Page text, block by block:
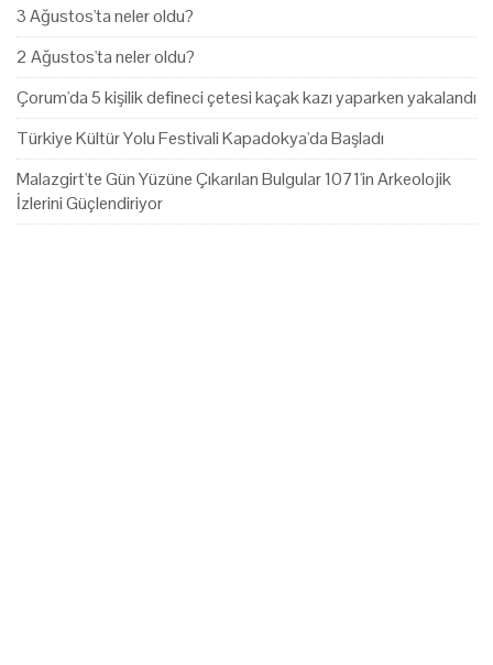
3 Ağustos'ta neler oldu?
2 Ağustos'ta neler oldu?
Çorum'da 5 kişilik defineci çetesi kaçak kazı yaparken yakalandı
Türkiye Kültür Yolu Festivali Kapadokya'da Başladı
Malazgirt'te Gün Yüzüne Çıkarılan Bulgular 1071'in Arkeolojik
İzlerini Güçlendiriyor